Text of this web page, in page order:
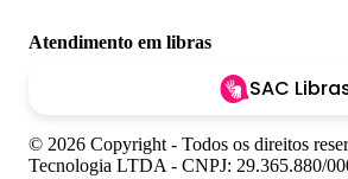
Atendimento em libras
SAC
© 2026 Copyright - Todos os direitos
Tecnologia LTDA - CNPJ: 29.365.880/